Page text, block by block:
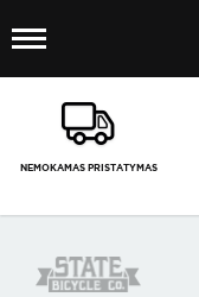
NEMOKAMAS PRISTATYMAS